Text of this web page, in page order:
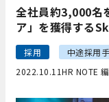
全社員約3,000名
ア」を獲得する
採用
中途採用
2022.10.11HR NOTE